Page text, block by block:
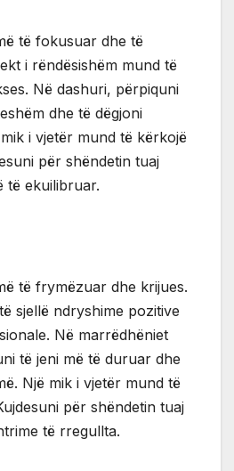
të fokusuar dhe të
i rëndësishëm mund të
Në dashuri, përpiquni
dhe të dëgjoni
i vjetër mund të kërkojë
për shëndetin tuaj
të ekuilibruar.
të frymëzuar dhe krijues.
sjellë ndryshime pozitive
Në marrëdhëniet
të jeni më të duruar dhe
Një mik i vjetër mund të
për shëndetin tuaj
të rregullta.